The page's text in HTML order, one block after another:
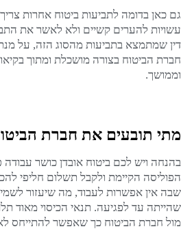
גם כאן בדומה לתביעות ביטוח אחרות
עשויות להערים קשיים ולא לאשר את
דין שמתמצא בתביעות מהסוג הזה, על
חברת הביטוח בצורה מושכלת ומתוך
וממושך.
מתי תובעים את חברת
בהנחה ויש לכם ביטוח אובדן כושר
הפוליסה הקיימת ולקבל תשלום חליפי
שבה אין אפשרות לעבוד, מה שיעזור
שהייתה עד לפגיעה. תנאי הכיסוי מאוד
מול חברת הביטוח כך שאפשר להתייחס לאחד מ